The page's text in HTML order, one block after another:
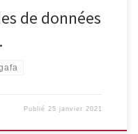
de données
Publié 25 janvier 2021